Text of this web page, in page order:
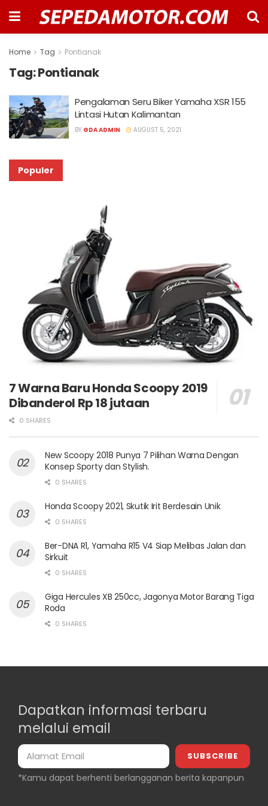
Home Tag Pontianak
Tag:Pontianak
Pengalaman Seru Biker Yamaha XSR 155
Lintasi Hutan Kalimantan
BY GDA ADMIN AUGUST 5, 2021
Populer
7 Warna Baru Honda Scoopy 2019
Dibanderol Rp 18 jutaan
0 SHARES
New Scoopy 2018 Punya 7 Pilihan Warna Dengan
Konsep Sporty dan Stylish.
0 SHARES
Honda Scoopy 2021, Skutik Irit Berdesain Unik
0 SHARES
Ber-DNA R1, Yamaha R15 V4 Siap Melibas Jalan dan
Sirkuit
0 SHARES
Giga Hercules XB 250cc, Jagonya Motor Barang Tiga
Roda
0 SHARES
Dapatkan informasi terbaru
melalui email
*Kamu dapat berhenti berlangganan berita kapanpun